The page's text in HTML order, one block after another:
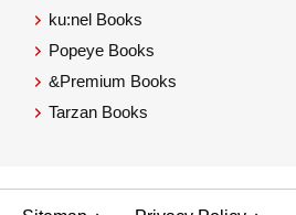
ku:nel Books
Popeye Books
&Premium Books
Tarzan Books